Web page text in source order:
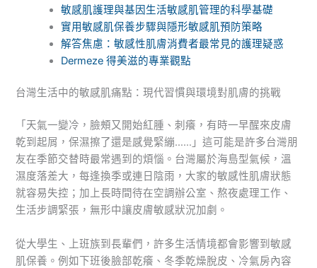
敏感肌護理與基因生活敏感肌管理的科學基礎
實用敏感肌保養步驟與隱形敏感肌預防策略
解答焦慮：敏感性肌膚消費者最常見的護理疑惑
Dermeze 得美滋的專業觀點
台灣生活中的敏感肌痛點：現代習慣與環境對肌膚的挑戰
「天氣一變冷，臉頰又開始紅腫、刺癢，有時一早醒來皮膚
乾到起屑，保濕擦了還是感覺緊繃……」這可能是許多台灣朋
友在季節交替時最常遇到的煩惱。台灣屬於海島型氣候，溫
濕度落差大，每逢換季或連日陰雨，大家的敏感性肌膚狀態
就容易失控；加上長時間待在空調辦公室、熬夜處理工作、
生活步調緊張，無形中讓皮膚敏感狀況加劇。
從大學生、上班族到長輩們，許多生活情境都會影響到敏感
肌保養。例如下班後臉部乾癢、冬季乾燥脫皮、冷氣房內容